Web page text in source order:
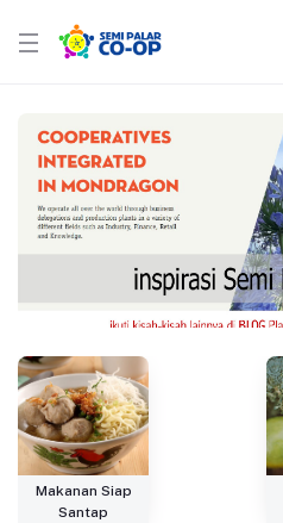
Makanan Siap
Santap